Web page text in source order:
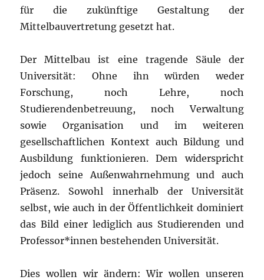
für die zukünftige Gestaltung der
Mittelbauvertretung gesetzt hat.
Der Mittelbau ist eine tragende Säule der
Universität: Ohne ihn würden weder
Forschung, noch Lehre, noch
Studierendenbetreuung, noch Verwaltung
sowie Organisation und im weiteren
gesellschaftlichen Kontext auch Bildung und
Ausbildung funktionieren. Dem widerspricht
jedoch seine Außenwahrnehmung und auch
Präsenz. Sowohl innerhalb der Universität
selbst, wie auch in der Öffentlichkeit dominiert
das Bild einer lediglich aus Studierenden und
Professor*innen bestehenden Universität.
Dies wollen wir ändern: Wir wollen unseren